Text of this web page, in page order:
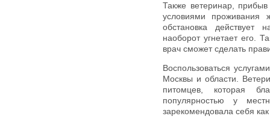
Также ветеринар,
условиями проживания
обстановка действует
наоборот угнетает его.
врач сможет сделать
Воспользоваться
Москвы и области.
питомцев, которая
популярностью у
зарекомендовала себя